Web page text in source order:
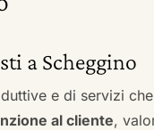
a Scheggino
e di servizi
al cliente,